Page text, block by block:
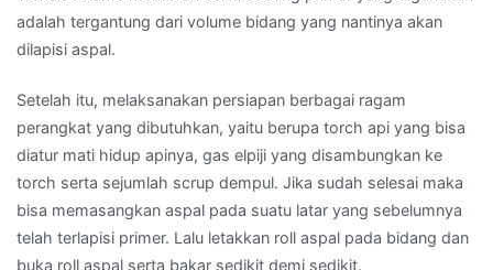
adalah tergantung dari volume bidang yang nantinya akan
dilapisi aspal.
Setelah itu, melaksanakan persiapan berbagai ragam
perangkat yang dibutuhkan, yaitu berupa torch api yang bisa
diatur mati hidup apinya, gas elpiji yang disambungkan ke
torch serta sejumlah scrup dempul. Jika sudah selesai maka
bisa memasangkan aspal pada suatu latar yang sebelumnya
telah terlapisi primer. Lalu letakkan roll aspal pada bidang dan
buka roll aspal serta bakar sedikit demi sedikit.